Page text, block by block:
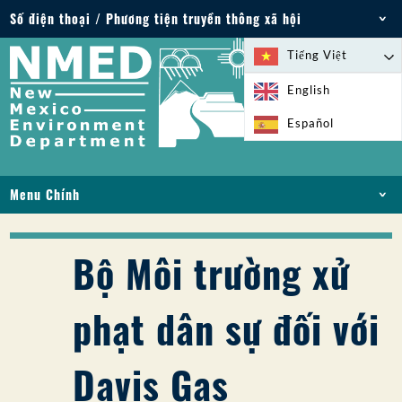
Số điện thoại / Phương tiện truyền thông xã hội
Điện thoại: 505-827-2855
1-800-219-6157
Trường hợp khẩn cấp về môi trường: 505-827-
9329 (24 giờ)
Tiếng Việt
English
Español
Menu Chính
GIẤY PHÉP VÀ GIẤY PHÉP
TUÂN THỦ VÀ THỰC THI
PFAS Ở NM
DỊCH VỤ TRỰC TUYẾN
Bộ Môi trường xử
phạt dân sự đối với
Davis Gas